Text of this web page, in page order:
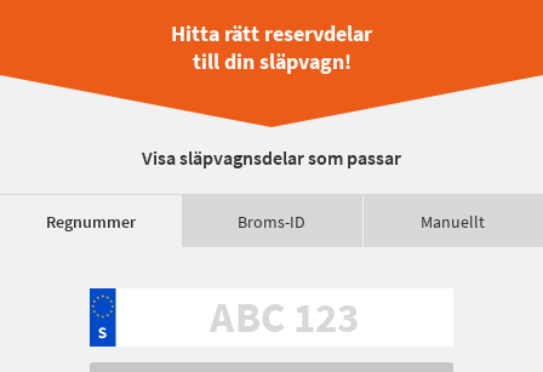
Hitta rätt reservdelar
till din släpvagn!
Visa släpvagnsdelar som passar
Regnummer Broms-ID Manuellt